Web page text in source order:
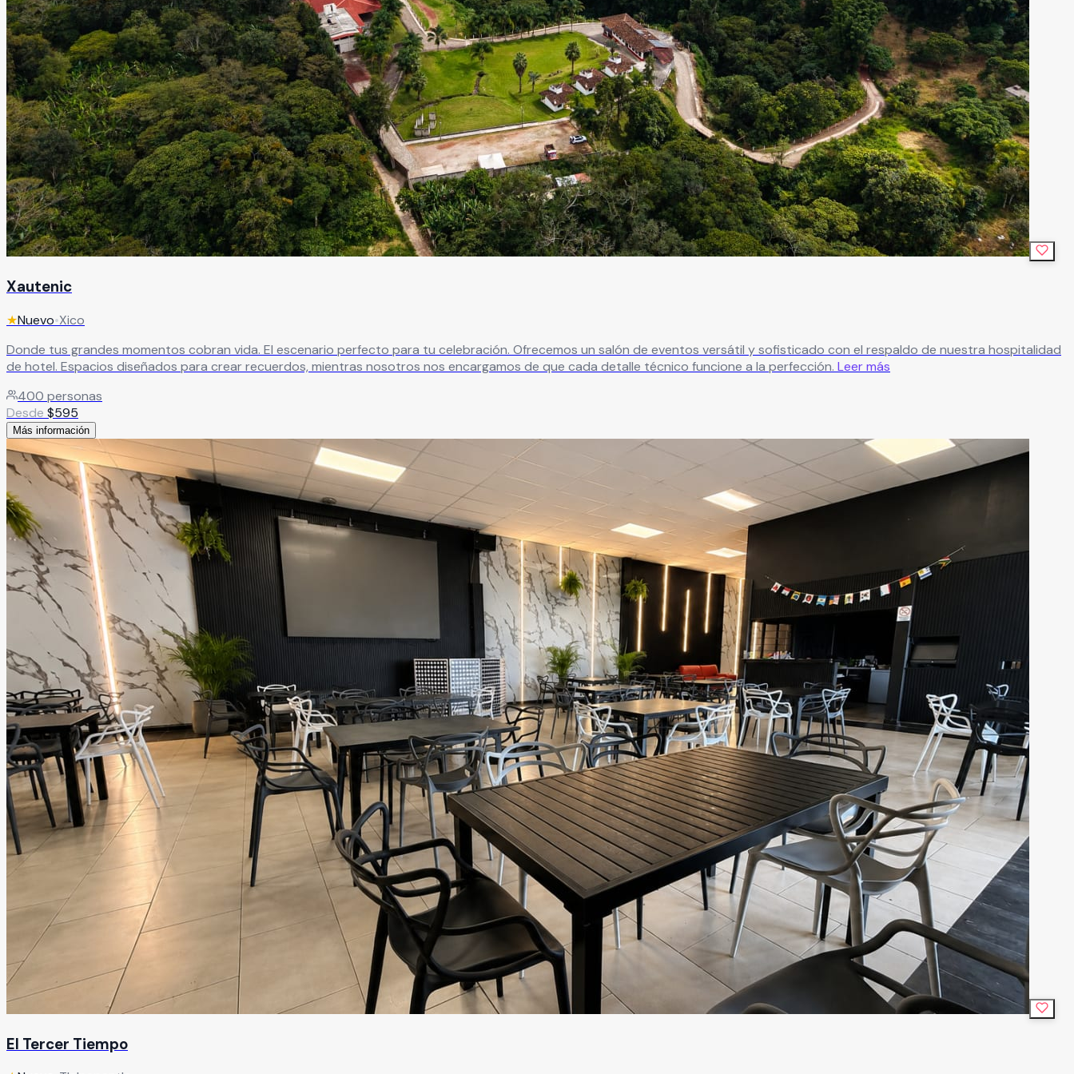
Xautenic
★Nuevo•Xico
Donde tus grandes momentos cobran vida. El escenario perfecto para tu celebración. Ofrecemos un salón de eventos versátil y sofisticado con el respaldo de nuestra hospitalidad
de hotel. Espacios diseñados para crear recuerdos, mientras nosotros nos encargamos de que cada detalle técnico funcione a la perfección. Leer más
400 personas
Desde $595
Más información
El Tercer Tiempo